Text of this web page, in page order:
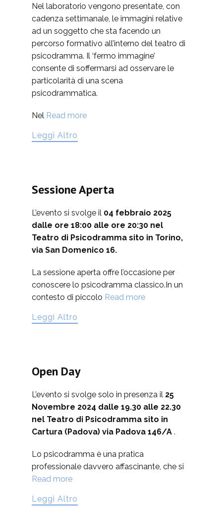
Nel laboratorio vengono presentate, con
cadenza settimanale, le immagini relative
ad un soggetto che sta facendo un
percorso formativo all’interno del teatro di
psicodramma. Il ‘fermo immagine’
consente di soffermarsi ad osservare le
particolarità di una scena
psicodrammatica.
Nel Read more
Leggi Altro
Sessione Aperta
L’evento si svolge il 04 febbraio 2025
dalle ore 18:00 alle ore 20:30 nel
Teatro di Psicodramma sito in Torino,
via San Domenico 16.
La sessione aperta offre l’occasione per
conoscere lo psicodramma classico.In un
contesto di piccolo Read more
Leggi Altro
Open Day
L’evento si svolge solo in presenza il 25
Novembre 2024 dalle 19.30 alle 22.30
nel Teatro di Psicodramma sito in
Cartura (Padova) via Padova 146/A .
Lo psicodramma è una pratica
professionale davvero affascinante, che si
Read more
Leggi Altro